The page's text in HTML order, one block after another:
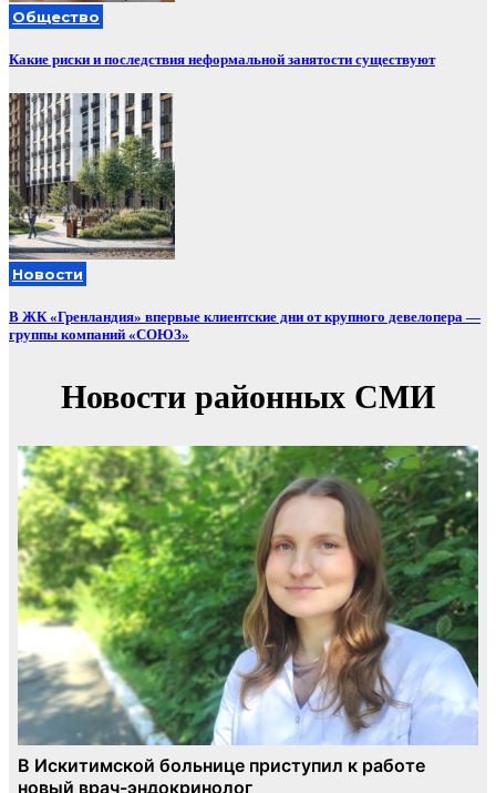
Общество
Какие риски и последствия неформальной занятости существуют
Новости
В ЖК «Гренландия» впервые клиентские дни от крупного девелопера —
группы компаний «СОЮЗ»